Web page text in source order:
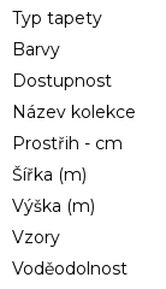
Typ tapety
Barvy
Dostupnost
Název kolekce
Prostřih - cm
Šířka (m)
Výška (m)
Vzory
Voděodolnost